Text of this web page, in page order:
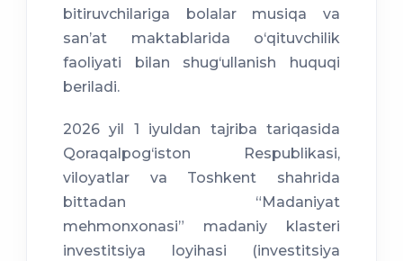
bitiruvchilariga bolalar musiqa va
sanʼat maktablarida o‘qituvchilik
faoliyati bilan shug‘ullanish huquqi
beriladi.
2026 yil 1 iyuldan tajriba tariqasida
Qoraqalpog‘iston Respublikasi,
viloyatlar va Toshkent shahrida
bittadan “Madaniyat
mehmonxonasi” madaniy klasteri
investitsiya loyihasi (investitsiya